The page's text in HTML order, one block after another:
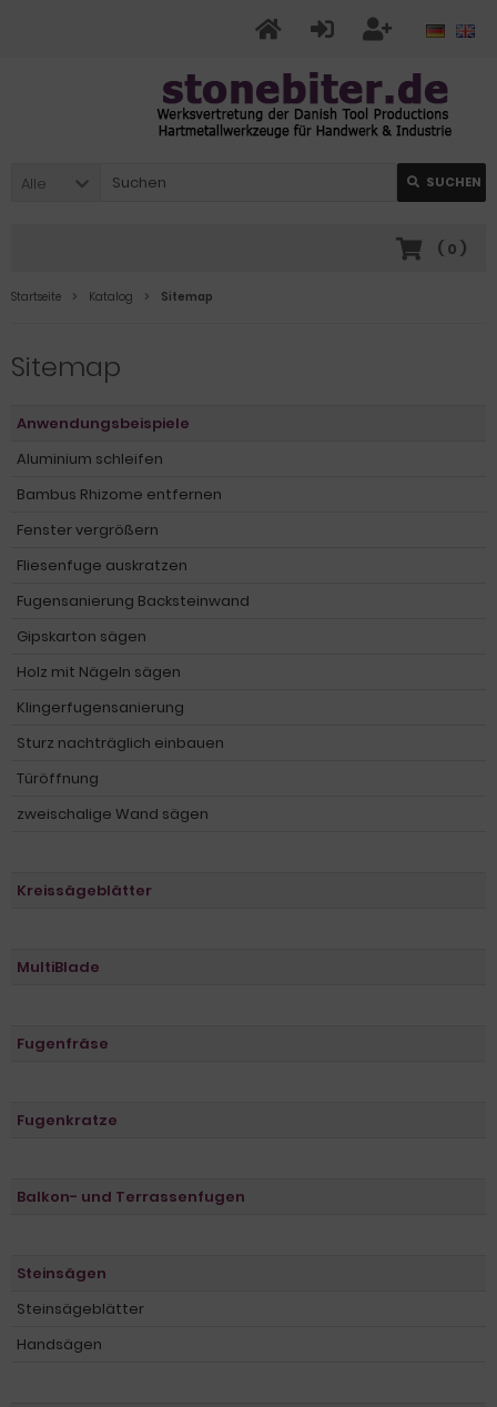
Alle SUCHEN
( 0 )
Startseite Katalog Sitemap
Sitemap
Anwendungsbeispiele
Aluminium schleifen
Bambus Rhizome entfernen
Fenster vergrößern
Fliesenfuge auskratzen
Fugensanierung Backsteinwand
Gipskarton sägen
Holz mit Nägeln sägen
Klingerfugensanierung
Sturz nachträglich einbauen
Türöffnung
zweischalige Wand sägen
Kreissägeblätter
MultiBlade
Fugenfräse
Fugenkratze
Balkon- und Terrassenfugen
Steinsägen
Steinsägeblätter
Handsägen